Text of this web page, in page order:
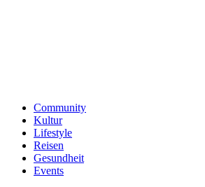
Community
Kultur
Lifestyle
Reisen
Gesundheit
Events